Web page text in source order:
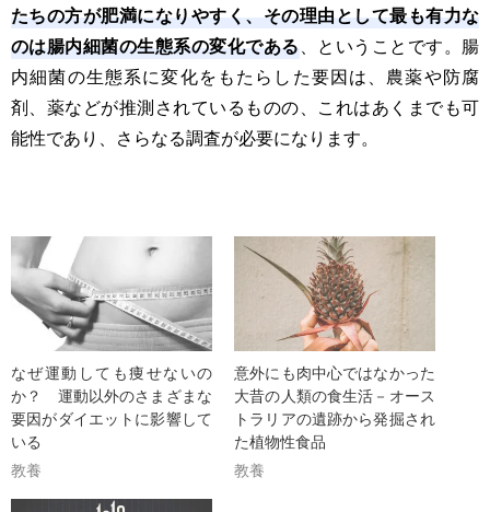
たちの方が肥満になりやすく、その理由として最も有力な
のは腸内細菌の生態系の変化である、ということです。腸
内細菌の生態系に変化をもたらした要因は、農薬や防腐
剤、薬などが推測されているものの、これはあくまでも可
能性であり、さらなる調査が必要になります。
なぜ運動しても痩せないの
か？ 運動以外のさまざまな
要因がダイエットに影響して
いる
教養
意外にも肉中心ではなかった
大昔の人類の食生活－オース
トラリアの遺跡から発掘され
た植物性食品
教養